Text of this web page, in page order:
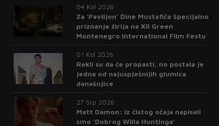
04 Kol 2026
Za 'Paviljon' Dine Mustafića Specijalno
priznanje žirija na XII Green
Montenegro International Film Festu
01 Kol 2026
Rekli su da će propasti, no postala je
jedna od najuspješnijih glumica
današnjice
27 Srp 2026
Matt Damon: Iz čistog očaja napisali
smo 'Dobrog Willa Huntinga'